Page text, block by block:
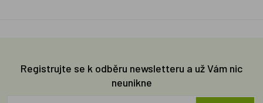
Registrujte se k odběru newsletteru a už Vám nic
neunikne